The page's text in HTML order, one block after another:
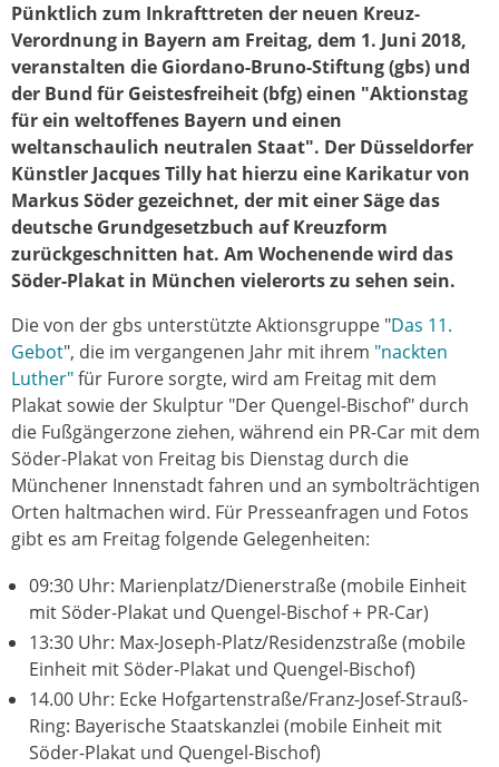
kreuz_mit_soeder.jpg
Pünktlich zum Inkrafttreten der neuen Kreuz-
Verordnung in Bayern am Freitag, dem 1. Juni 2018,
veranstalten die Giordano-Bruno-Stiftung (gbs) und
der Bund für Geistesfreiheit (bfg) einen "Aktionstag
für ein weltoffenes Bayern und einen
weltanschaulich neutralen Staat". Der Düsseldorfer
Künstler Jacques Tilly hat hierzu eine Karikatur von
Markus Söder gezeichnet, der mit einer Säge das
deutsche Grundgesetzbuch auf Kreuzform
zurückgeschnitten hat. Am Wochenende wird das
Söder-Plakat in München vielerorts zu sehen sein.
Die von der gbs unterstützte Aktionsgruppe "Das 11.
Gebot", die im vergangenen Jahr mit ihrem "nackten
Luther"für Furore sorgte, wird am Freitag mit dem
Plakat sowie der Skulptur "Der Quengel-Bischof" durch
die Fußgängerzone ziehen, während ein PR-Car mit dem
Söder-Plakat von Freitag bis Dienstag durch die
Münchener Innenstadt fahren und an symbolträchtigen
Orten haltmachen wird. Für Presseanfragen und Fotos
gibt es am Freitag folgende Gelegenheiten:
09:30 Uhr: Marienplatz/Dienerstraße (mobile Einheit
mit Söder-Plakat und Quengel-Bischof + PR-Car)
13:30 Uhr: Max-Joseph-Platz/Residenzstraße (mobile
Einheit mit Söder-Plakat und Quengel-Bischof)
14.00 Uhr: Ecke Hofgartenstraße/Franz-Josef-Strauß-
Ring: Bayerische Staatskanzlei (mobile Einheit mit
Söder-Plakat und Quengel-Bischof)